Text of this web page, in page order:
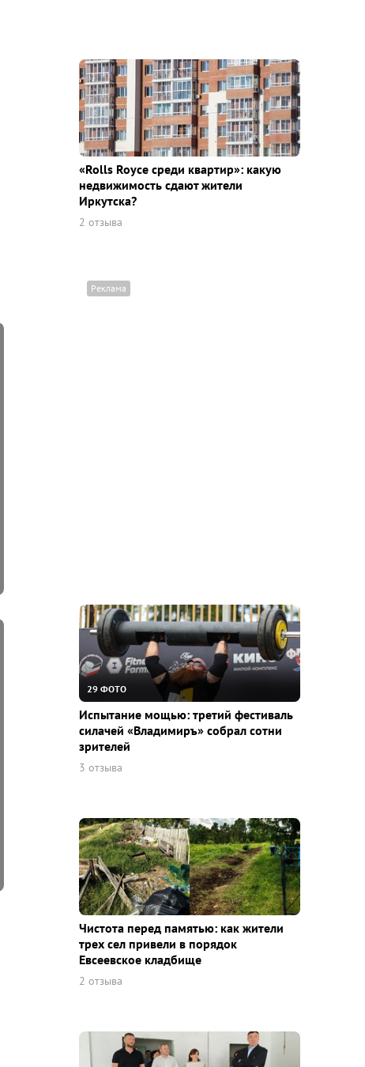
«Rolls Royce среди квaртир»: какую
недвижимость сдают жители
Иркутска?
2 отзыва
29 ФОТО
Испытание мощью: третий фестиваль
силачей «Владимиръ» собрал сотни
зрителей
3 отзыва
Чистота перед памятью: как жители
трех сел привели в порядок
Евсеевское кладбище
2 отзыва